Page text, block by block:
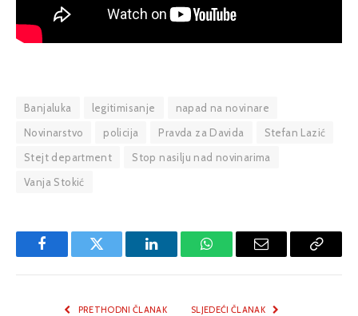
Banjaluka legitimisanje
napad na novinare
Novinarstvo
policija Pravda za Davida
Stefan Lazić
Stejt department
Stop nasilju nad novinarima
Vanja Stokić
FacebookTwitter LinkedInWhatsAppEmail
Copy
PRETHODNI ČLANAK SLJEDEĆI ČLANAK